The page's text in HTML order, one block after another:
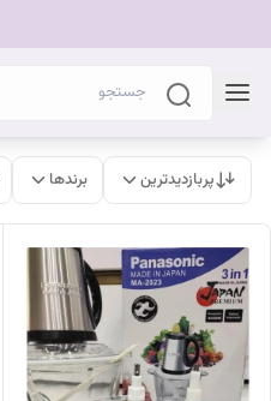
پربازدیدترین برندها